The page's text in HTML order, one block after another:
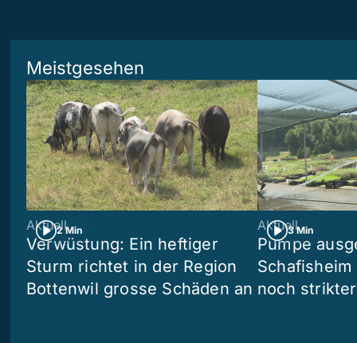
Meistgesehen
2 Min
Aktuell
Verwüstung: Ein heftiger
Sturm richtet in der Region
Bottenwil grosse Schäden an
3 Min
Aktuell
Pumpe
noch